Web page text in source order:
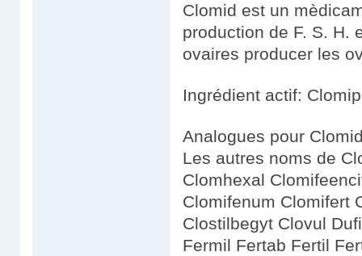
Clomid est un
production de F. S. H.
ovaires producer les
Ingrédient actif:
Analogues pour
Les autres noms de
Clomhexal
Clomifenum Clomifert
Clostilbegyt Clovul
Fermil Fertab Fertil